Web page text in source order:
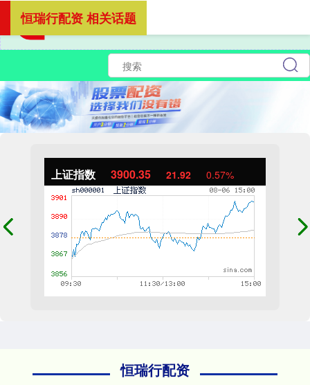
上证指数 3900.35 21.92 0.57%
恒瑞行配资
恒瑞行配资 相关话题